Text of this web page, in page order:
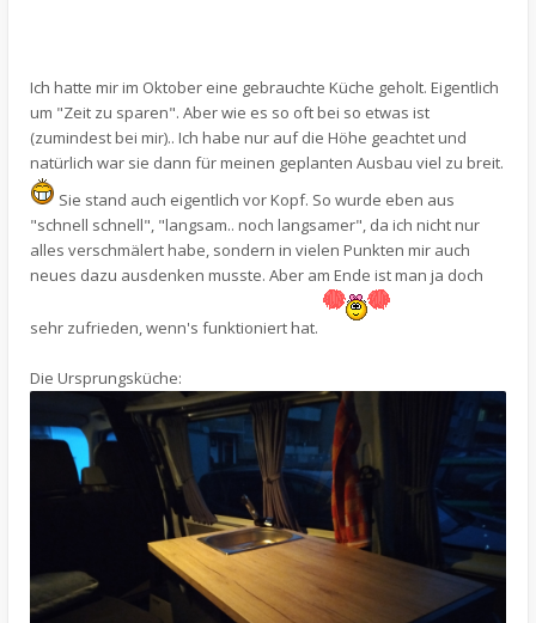
Ich hatte mir im Oktober eine gebrauchte Küche geholt. Eigentlich
um "Zeit zu sparen". Aber wie es so oft bei so etwas ist
(zumindest bei mir).. Ich habe nur auf die Höhe geachtet und
natürlich war sie dann für meinen geplanten Ausbau viel zu breit.
Sie stand auch eigentlich vor Kopf. So wurde eben aus
"schnell schnell", "langsam.. noch langsamer", da ich nicht nur
alles verschmälert habe, sondern in vielen Punkten mir auch
neues dazu ausdenken musste. Aber am Ende ist man ja doch
sehr zufrieden, wenn's funktioniert hat.
Die Ursprungsküche: